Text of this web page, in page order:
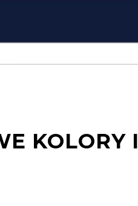
KOLORY I